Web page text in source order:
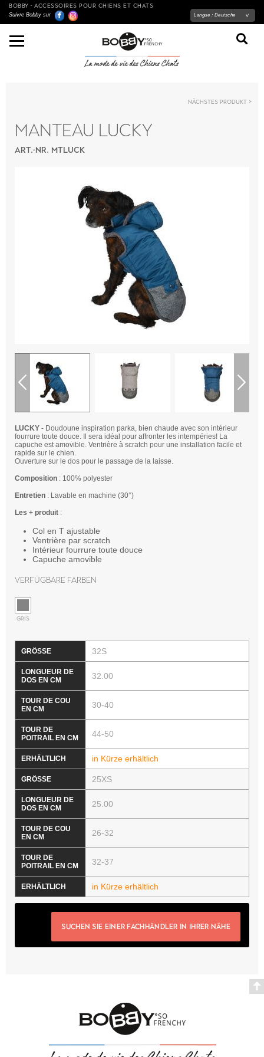
BOBBY - ACCESSOIRES POUR CHIENS ET CHATS
Suivre Bobby sur Langue : Deutsche
Nächstes Produkt
MANTEAU LUCKY
ART.-NR. MTLUCK
LUCKY - Doudoune inspiration parka, bien chaude avec son intérieur
fourrure toute douce. Il sera idéal pour affronter les intempéries! La
capuche est amovible. Ventrière à scratch pour une installation facile et
rapide sur le chien.
Ouverture sur le dos pour le passage de la laisse.
Composition : 100% polyester
Entretien : Lavable en machine (30°)
Les + produit :
Col en T ajustable
Ventrière par scratch
Intérieur fourrure toute douce
Capuche amovible
Verfügbare Farben
GRIS
32S
32.00
30-40
44-50
in Kürze erhältlich
25XS
25.00
26-32
32-37
in Kürze erhältlich
SUCHEN SIE EINER FACHHÄNDLER IN IHRER NÄHE